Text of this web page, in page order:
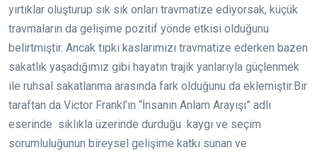
yırtıklar oluşturup sık sık onları travmatize ediyorsak, küçük
travmaların da gelişime pozitif yönde etkisi olduğunu
belirtmiştir. Ancak tıpkı kaslarımızı travmatize ederken bazen
sakatlık yaşadığımız gibi hayatın trajik yanlarıyla güçlenmek
ile ruhsal sakatlanma arasında fark olduğunu da eklemiştir.Bir
taraftan da Victor Frankl’ın “İnsanın Anlam Arayışı” adlı
eserinde sıklıkla üzerinde durduğu kaygı ve seçim
sorumluluğunun bireysel gelişime katkı sunan ve